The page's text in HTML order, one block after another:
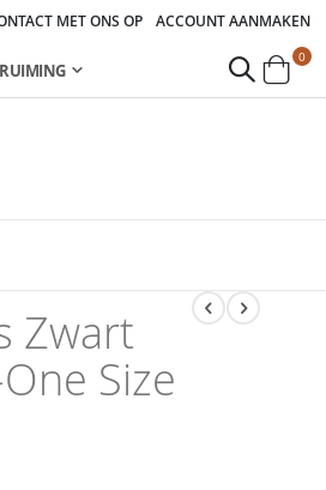
MET ONS OP ACCOUNT AANMAKEN
Cart
0
Zwart
Size